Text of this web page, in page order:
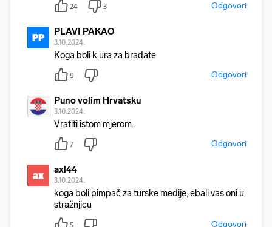
24 3 Odgovori
PP PLAVI PAKAO
3.10.2024.
Koga boli k ura za bradate
9 Odgovori
Puno volim Hrvatsku
3.10.2024.
Vratiti istom mjerom.
7 Odgovori
ax axl44
3.10.2024.
koga boli pimpač za turske medije, ebali vas oni u
stražnjicu
5 Odgovori